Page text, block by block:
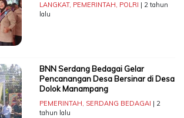
LANGKAT, PEMERINTAH, POLRI | 2 tahun
lalu
BNN Serdang Bedagai Gelar
Pencanangan Desa Bersinar di Desa
Dolok Manampang
PEMERINTAH, SERDANG BEDAGAI | 2
tahun lalu